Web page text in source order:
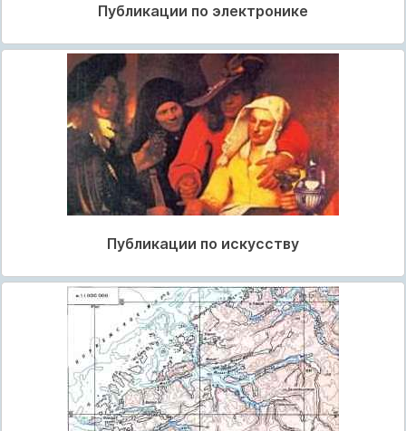
Публикации по электронике
Публикации по искусству